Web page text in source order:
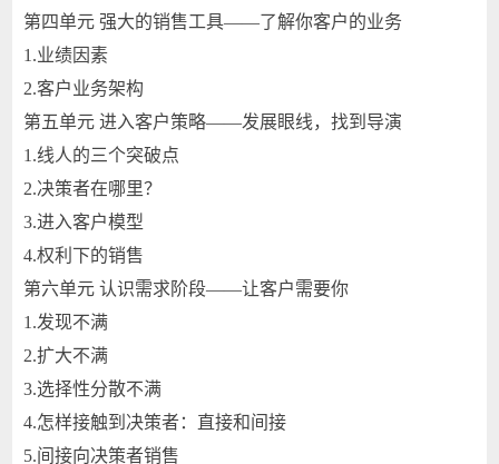
第四单元 强大的销售工具——了解你客户的业务
1.业绩因素
2.客户业务架构
第五单元 进入客户策略——发展眼线，找到导演
1.线人的三个突破点
2.决策者在哪里？
3.进入客户模型
4.权利下的销售
第六单元 认识需求阶段——让客户需要你
1.发现不满
2.扩大不满
3.选择性分散不满
4.怎样接触到决策者：直接和间接
5.间接向决策者销售